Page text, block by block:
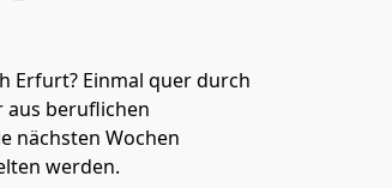
Erfurt? Einmal quer durch
aus beruflichen
nächsten Wochen
werden.